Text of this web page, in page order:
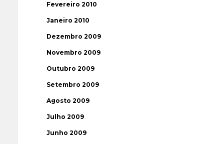
Fevereiro 2010
Janeiro 2010
Dezembro 2009
Novembro 2009
Outubro 2009
Setembro 2009
Agosto 2009
Julho 2009
Junho 2009